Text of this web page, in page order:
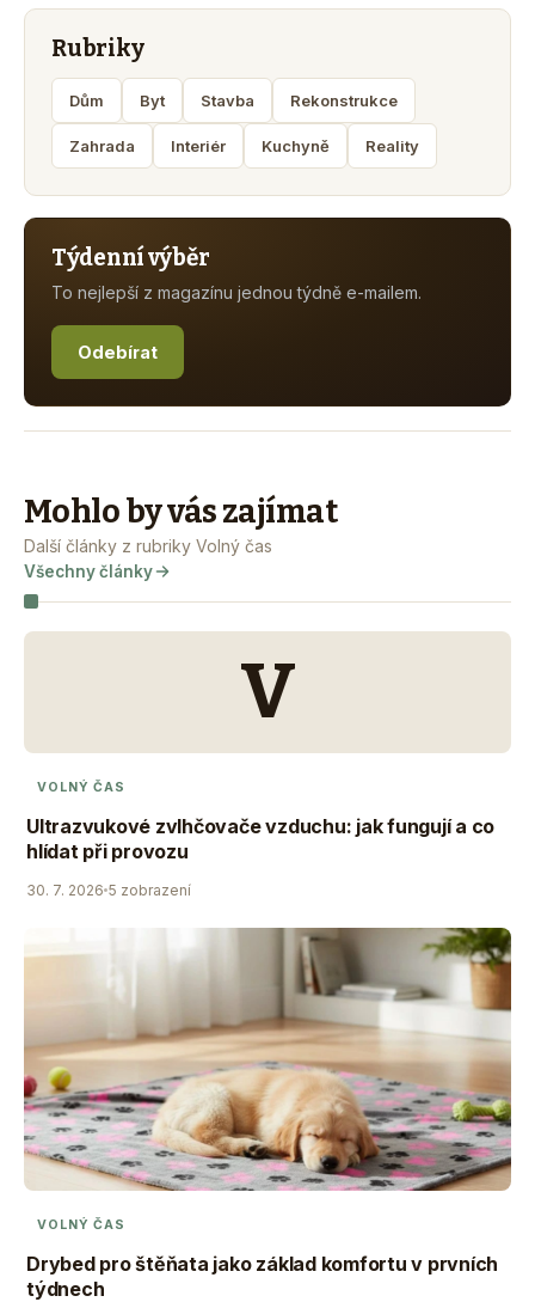
Rubriky
Dům Byt Stavba Rekonstrukce
Zahrada Interiér Kuchyně Reality
Týdenní výběr
To nejlepší z magazínu jednou týdně e-mailem.
Odebírat
Mohlo by vás zajímat
Další články z rubriky Volný čas
Všechny články
V
VOLNÝ ČAS
Ultrazvukové zvlhčovače vzduchu: jak fungují a co
hlídat při provozu
30. 7. 2026 5 zobrazení
VOLNÝ ČAS
Drybed pro štěňata jako základ komfortu v prvních
týdnech